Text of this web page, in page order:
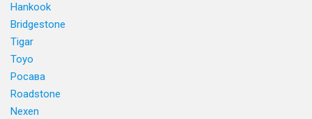
Hankook
Bridgestone
Tigar
Toyo
Росава
Roadstone
Nexen